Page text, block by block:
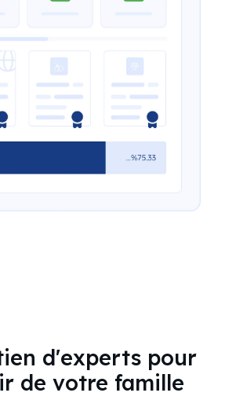
d'experts pour
de votre famille